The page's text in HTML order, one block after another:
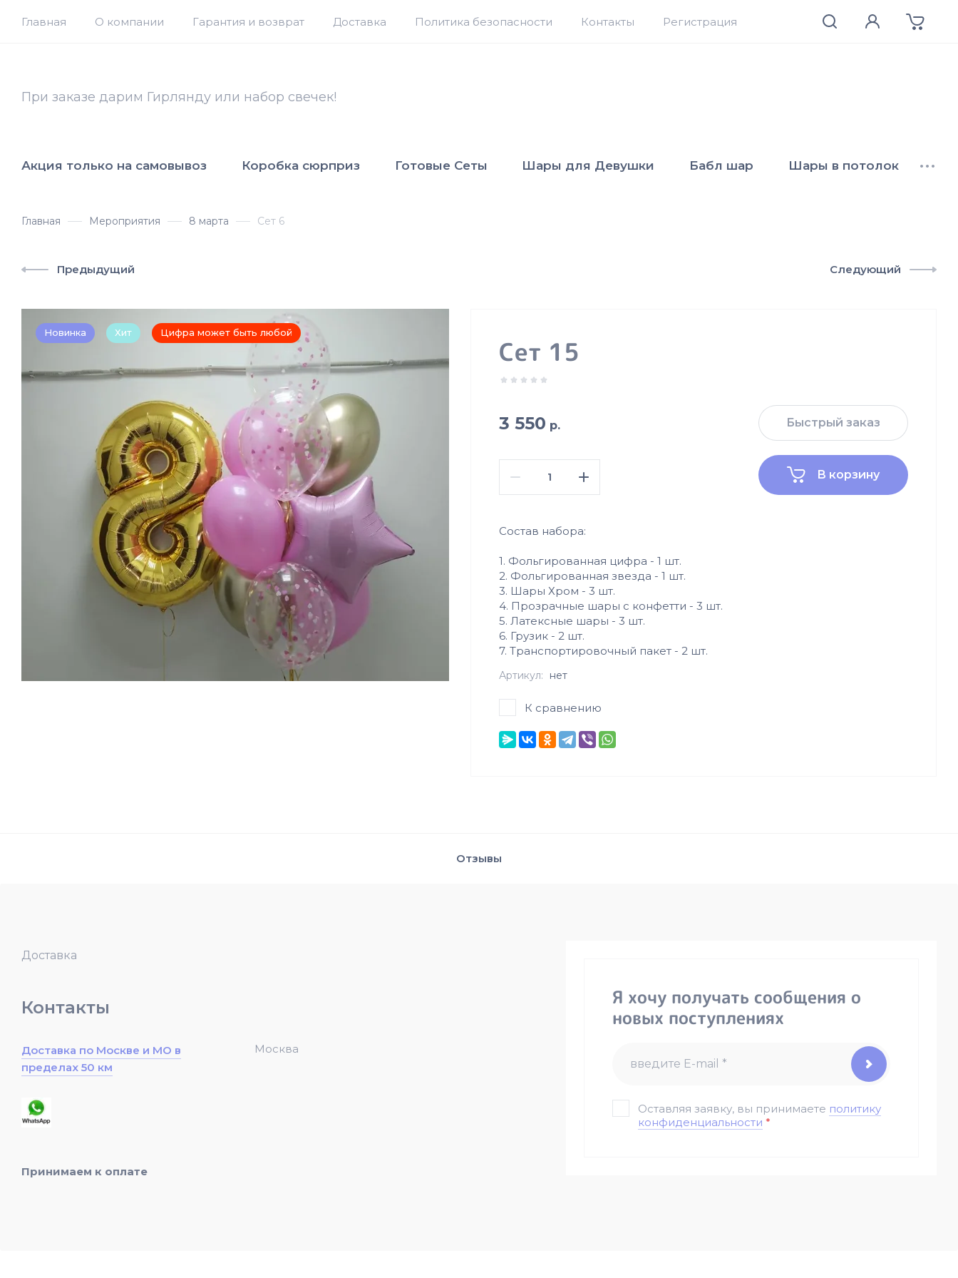
Главная О компании Гарантия и возврат Доставка Политика безопасности Контакты Регистрация
При заказе дарим Гирлянду или набор свечек!
Акция только на самовывоз Коробка сюрприз Готовые Сеты Шары для Девушки Бабл шар Шары в потолок •••
Главная Мероприятия 8 марта Сет 6
Предыдущий Следующий
Новинка Хит Цифра может быть любой
Сет 15
3 550 р.
В корзину
Быстрый заказ
Состав набора:
1. Фольгированная цифра - 1 шт.
2. Фольгированная звезда - 1 шт.
3. Шары Хром - 3 шт.
4. Прозрачные шары с конфетти - 3 шт.
5. Латексные шары - 3 шт.
6. Грузик - 2 шт.
7. Транспортировочный пакет - 2 шт.
Артикул: нет
К сравнению
Отзывы
Доставка
Контакты
Доставка по Москве и МО в
пределах 50 км
Москва
Принимаем к оплате
Я хочу получать сообщения о
новых поступлениях
Оставляя заявку, вы принимаете политику
конфиденциальности *